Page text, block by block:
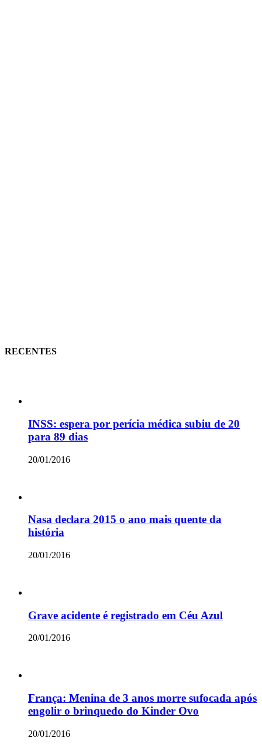
RECENTES
INSS: espera por perícia médica subiu de 20
para 89 dias
20/01/2016
Nasa declara 2015 o ano mais quente da
história
20/01/2016
Grave acidente é registrado em Céu Azul
20/01/2016
França: Menina de 3 anos morre sufocada após
engolir o brinquedo do Kinder Ovo
20/01/2016